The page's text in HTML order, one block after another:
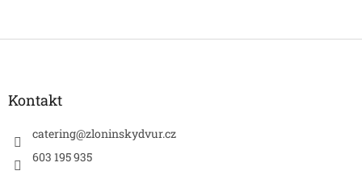
Z
Kontakt
catering@zloninskydvur.cz
603 195 935